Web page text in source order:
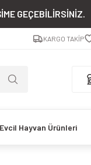
GEÇEBİLİRSİNİZ.
KARGO TAKİP
Evcil Hayvan Ürünleri